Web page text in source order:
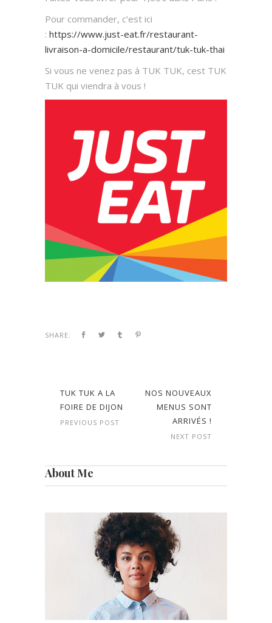
Pour commander, c’est ici
: https://www.just-eat.fr/restaurant-
livraison-a-domicile/restaurant/tuk-tuk-thai
Si vous ne venez pas à TUK TUK, cest TUK
TUK qui viendra à vous !
SHARE:
TUK TUK A LA
FOIRE DE DIJON
PREVIOUS POST
NOS NOUVEAUX
MENUS SONT
ARRIVÉS !
NEXT POST
About Me